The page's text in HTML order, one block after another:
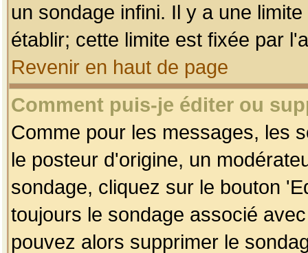
un sondage infini. Il y a une
établir; cette limite est fixée par
Revenir en haut de page
Comment puis-je éditer ou
Comme pour les messages, les
le posteur d'origine, un
sondage, cliquez sur le bouton
toujours le sondage associé
pouvez alors supprimer le